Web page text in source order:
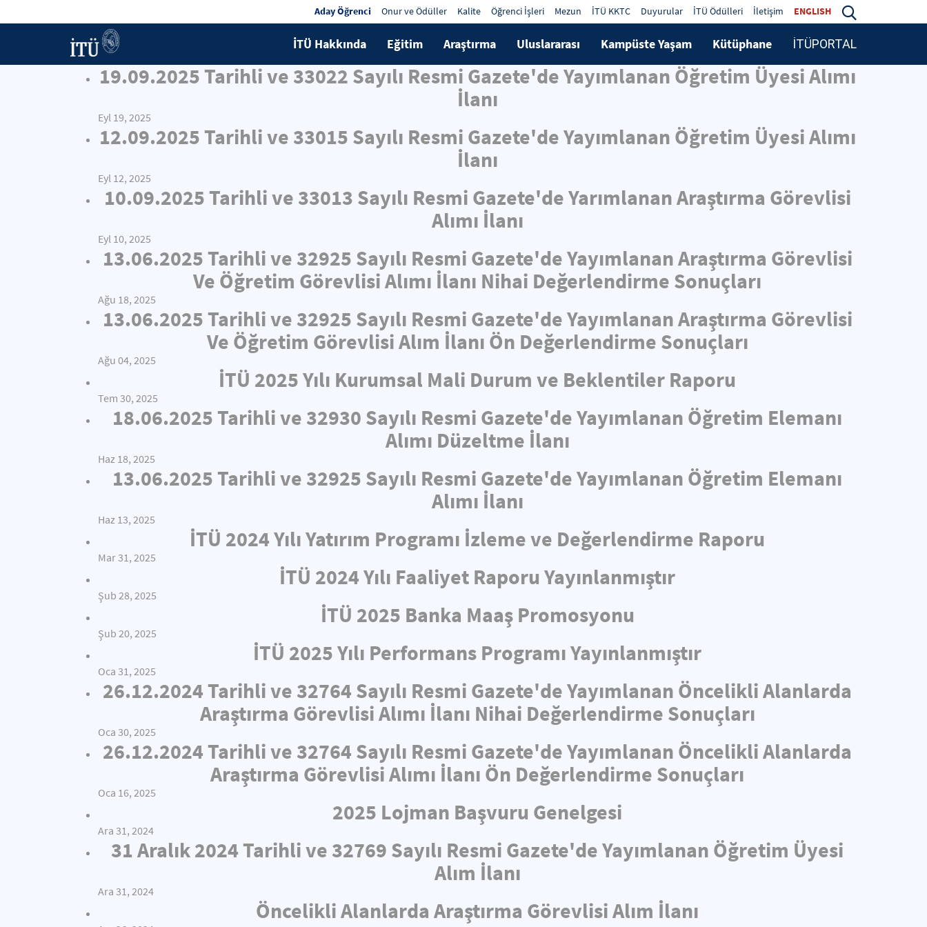
Aday Öğrenci Onur ve Ödüller Kalite Öğrenci İşleri Mezun İTÜ KKTC Duyurular İTÜ Ödülleri İletişim ENGLISH
İTÜ Hakkında Eğitim Araştırma Uluslararası Kampüste Yaşam Kütüphane İTÜPORTAL
19.09.2025 Tarihli ve 33022 Sayılı Resmi Gazete'de Yayımlanan Öğretim Üyesi Alımı
İlanı
Eyl 19, 2025
12.09.2025 Tarihli ve 33015 Sayılı Resmi Gazete'de Yayımlanan Öğretim Üyesi Alımı
İlanı
Eyl 12, 2025
10.09.2025 Tarihli ve 33013 Sayılı Resmi Gazete'de Yarımlanan Araştırma Görevlisi
Alımı İlanı
Eyl 10, 2025
13.06.2025 Tarihli ve 32925 Sayılı Resmi Gazete'de Yayımlanan Araştırma Görevlisi
Ve Öğretim Görevlisi Alımı İlanı Nihai Değerlendirme Sonuçları
Ağu 18, 2025
13.06.2025 Tarihli ve 32925 Sayılı Resmi Gazete'de Yayımlanan Araştırma Görevlisi
Ve Öğretim Görevlisi Alım İlanı Ön Değerlendirme Sonuçları
Ağu 04, 2025
İTÜ 2025 Yılı Kurumsal Mali Durum ve Beklentiler Raporu
Tem 30, 2025
18.06.2025 Tarihli ve 32930 Sayılı Resmi Gazete'de Yayımlanan Öğretim Elemanı
Alımı Düzeltme İlanı
Haz 18, 2025
13.06.2025 Tarihli ve 32925 Sayılı Resmi Gazete'de Yayımlanan Öğretim Elemanı
Alımı İlanı
Haz 13, 2025
İTÜ 2024 Yılı Yatırım Programı İzleme ve Değerlendirme Raporu
Mar 31, 2025
İTÜ 2024 Yılı Faaliyet Raporu Yayınlanmıştır
Şub 28, 2025
İTÜ 2025 Banka Maaş Promosyonu
Şub 20, 2025
İTÜ 2025 Yılı Performans Programı Yayınlanmıştır
Oca 31, 2025
26.12.2024 Tarihli ve 32764 Sayılı Resmi Gazete'de Yayımlanan Öncelikli Alanlarda
Araştırma Görevlisi Alımı İlanı Nihai Değerlendirme Sonuçları
Oca 30, 2025
26.12.2024 Tarihli ve 32764 Sayılı Resmi Gazete'de Yayımlanan Öncelikli Alanlarda
Araştırma Görevlisi Alımı İlanı Ön Değerlendirme Sonuçları
Oca 16, 2025
2025 Lojman Başvuru Genelgesi
Ara 31, 2024
31 Aralık 2024 Tarihli ve 32769 Sayılı Resmi Gazete'de Yayımlanan Öğretim Üyesi
Alım İlanı
Ara 31, 2024
Öncelikli Alanlarda Araştırma Görevlisi Alım İlanı